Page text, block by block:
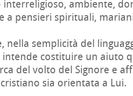
interreligioso, ambiente,
a pensieri spirituali,
nella semplicità del
costituire un aiuto
del volto del Signore e
sia orientata a Lui.